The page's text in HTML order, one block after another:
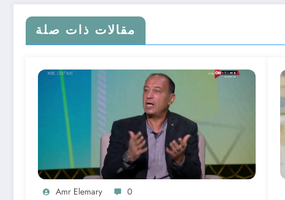
مقالات ذات صلة
Amr Elemary 0